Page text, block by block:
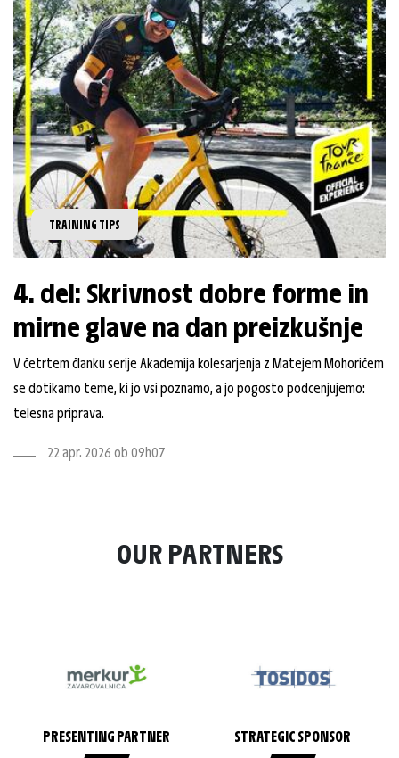
TRAINING TIPS
4. del: Skrivnost dobre forme in
mirne glave na dan preizkušnje
V četrtem članku serije Akademija kolesarjenja z Matejem Mohoričem
se dotikamo teme, ki jo vsi poznamo, a jo pogosto podcenjujemo:
telesna priprava.
22 apr. 2026 ob 09h07
OUR PARTNERS
PRESENTING PARTNER STRATEGIC SPONSOR